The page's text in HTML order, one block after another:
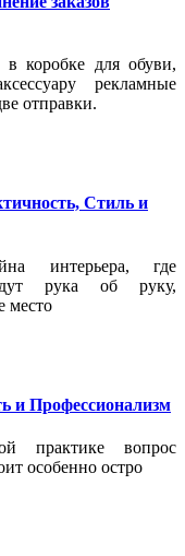
коробке для обуви,
рекламные
отправки.
Стиль и
интерьера, где
рука об руку,
место
и Профессионализм
практике вопрос
особенно остро